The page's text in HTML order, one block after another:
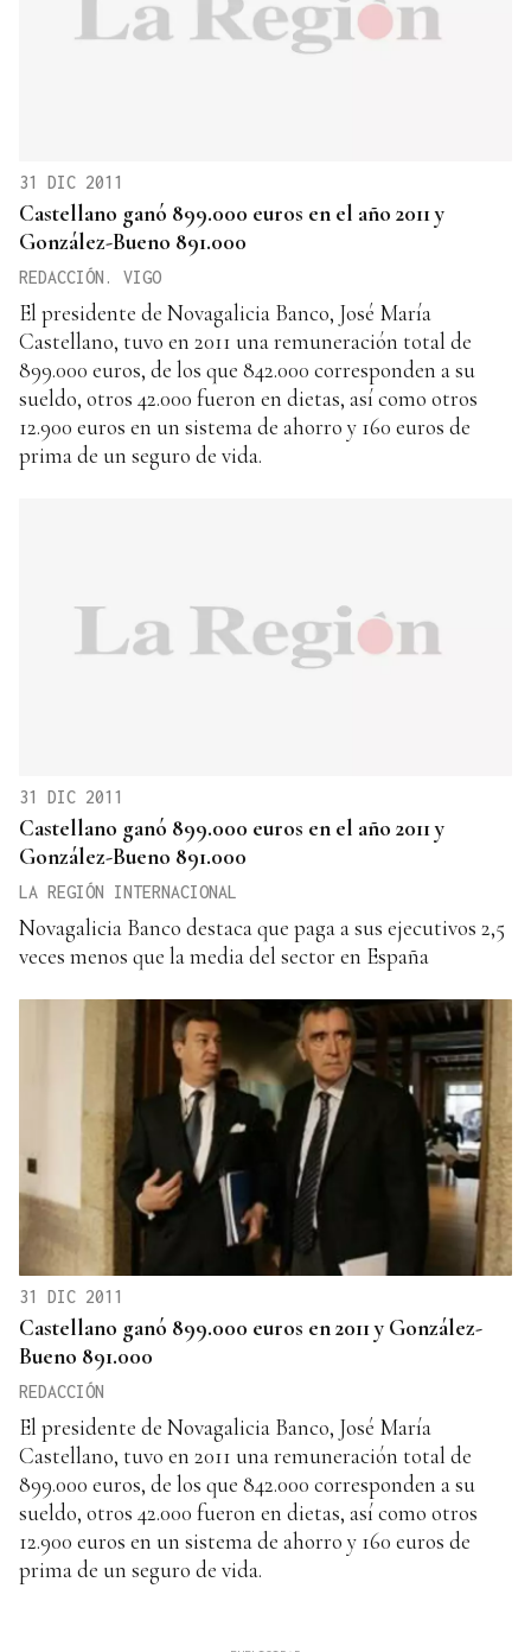
31 DIC 2011
Castellano ganó 899.000 euros en el año 2011 y
González-Bueno 891.000
REDACCIÓN. VIGO
El presidente de Novagalicia Banco, José María
Castellano, tuvo en 2011 una remuneración total de
899.000 euros, de los que 842.000 corresponden a su
sueldo, otros 42.000 fueron en dietas, así como otros
12.900 euros en un sistema de ahorro y 160 euros de
prima de un seguro de vida.
31 DIC 2011
Castellano ganó 899.000 euros en el año 2011 y
González-Bueno 891.000
LA REGIÓN INTERNACIONAL
Novagalicia Banco destaca que paga a sus ejecutivos 2,5
veces menos que la media del sector en España
31 DIC 2011
Castellano ganó 899.000 euros en 2011 y González-
Bueno 891.000
REDACCIÓN
El presidente de Novagalicia Banco, José María
Castellano, tuvo en 2011 una remuneración total de
899.000 euros, de los que 842.000 corresponden a su
sueldo, otros 42.000 fueron en dietas, así como otros
12.900 euros en un sistema de ahorro y 160 euros de
prima de un seguro de vida.